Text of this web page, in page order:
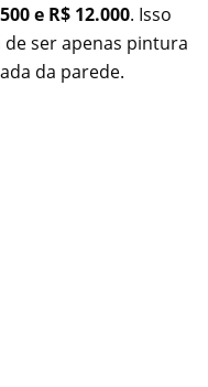
e R$ 12.000. Isso
ser apenas pintura
da parede.